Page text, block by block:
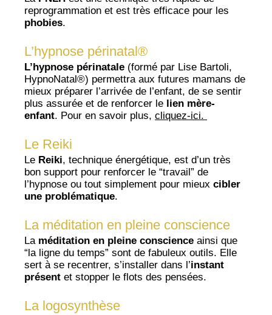
reprogrammation et est très efficace pour les
phobies.
L’hypnose périnatal®
L’hypnose périnatale (formé par Lise Bartoli,
HypnoNatal®) permettra aux futures mamans de
mieux préparer l’arrivée de l’enfant, de se sentir
plus assurée et de renforcer le lien mère-
enfant. Pour en savoir plus, cliquez-ici.
Le Reiki
Le Reiki, technique énergétique, est d’un très
bon support pour renforcer le “travail” de
l’hypnose ou tout simplement pour mieux cibler
une problématique.
La méditation en pleine conscience
Laméditation en pleine conscience ainsi que
“la ligne du temps” sont de fabuleux outils. Elle
sert à se recentrer, s’installer dans l’instant
présent et stopper le flots des pensées.
La logosynthèse